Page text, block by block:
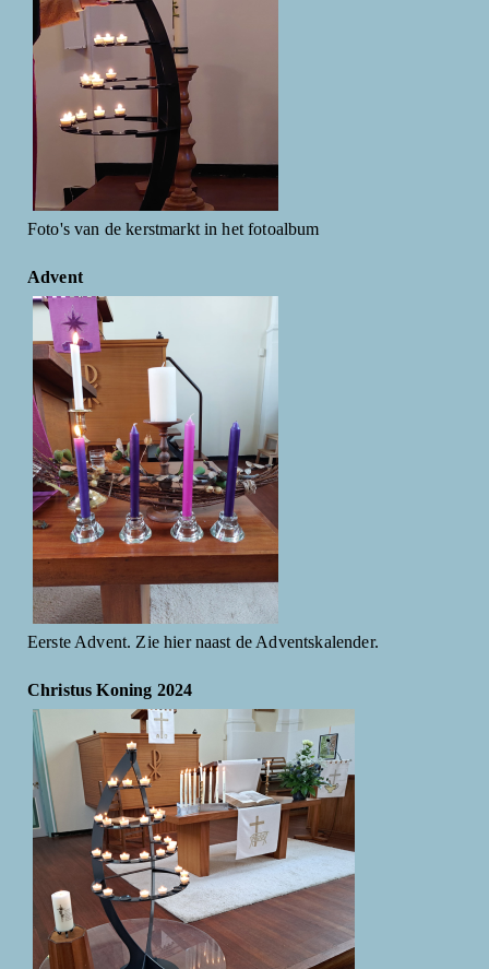
Foto's van de kerstmarkt in het fotoalbum
Advent
Eerste Advent. Zie hier naast de Adventskalender.
Christus Koning 2024